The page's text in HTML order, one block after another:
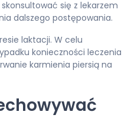
się z lekarzem
dalszego postępowania.
laktacji. W celu
konieczności leczenia
karmienia piersią na